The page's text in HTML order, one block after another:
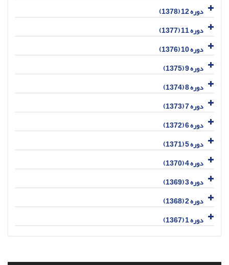
دوره 12 (1378)
دوره 11 (1377)
دوره 10 (1376)
دوره 9 (1375)
دوره 8 (1374)
دوره 7 (1373)
دوره 6 (1372)
دوره 5 (1371)
دوره 4 (1370)
دوره 3 (1369)
دوره 2 (1368)
دوره 1 (1367)